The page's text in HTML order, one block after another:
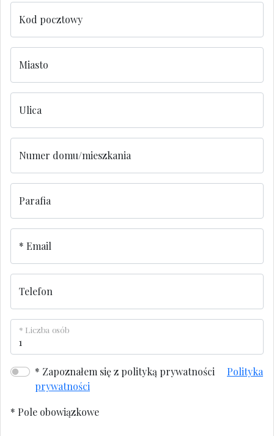
Kod pocztowy
Miasto
Ulica
Numer domu/mieszkania
Parafia
Email
Telefon
Liczba osób
Zapoznałem się z polityką prywatności
Polityka
prywatności
* Pole obowiązkowe